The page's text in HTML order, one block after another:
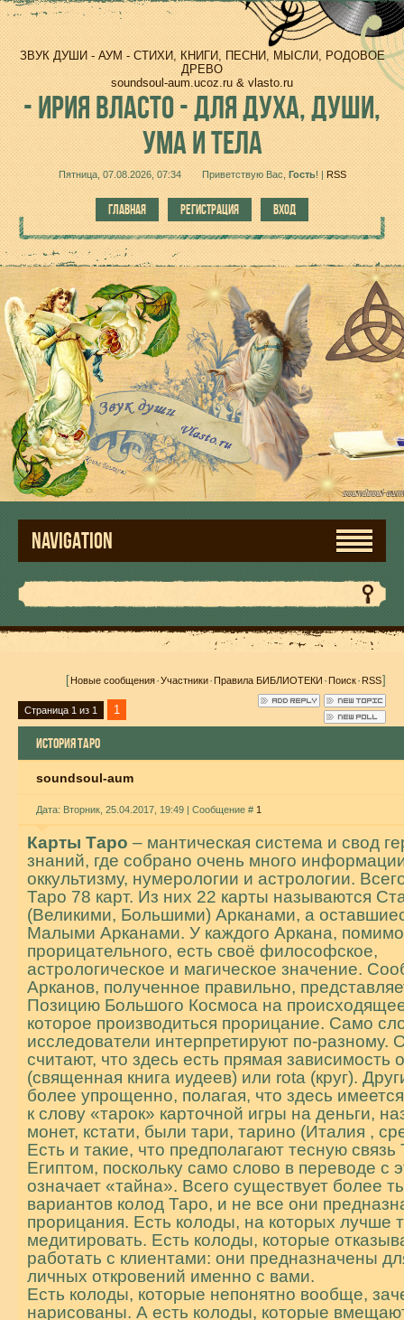
ЗВУК ДУШИ - АУМ - СТИХИ, КНИГИ, ПЕСНИ, МЫСЛИ, РОДОВОЕ
ДРЕВО
soundsoul-aum.ucoz.ru & vlasto.ru
-ИРИЯ ВЛАСТО - ДЛЯ ДУХА, ДУШИ,
УМА И ТЕЛА
Пятница, 07.08.2026, 07:34 Приветствую Вас Гость!| RSS
ГЛАВНАЯ РЕГИСТРАЦИЯ ВХОД
NAVIGATION
[Новые сообщения·Участники·Правила БИБЛИОТЕКИ·Поиск·RSS]
Страница 1 из 1 1
ИСТОРИЯ ТАРО
soundsoul-aum
Дата: Вторник, 25.04.2017, 19:49 | Сообщение # 1
Карты Таро – мантическая система и свод
знаний, где собрано очень много
оккультизму, нумерологии и астрологии.
Таро 78 карт. Из них 22 карты называются
(Великими, Большими) Арканами, а
Малыми Арканами. У каждого Аркана, помимо
прорицательного, есть своё философское,
астрологическое и магическое значение.
Арканов, полученное правильно,
Позицию Большого Космоса на
которое производиться прорицание. Само
исследователи интерпретируют по-разному.
считают, что здесь есть прямая зависимость
(священная книга иудеев) или rota (круг).
более упрощенно, полагая, что здесь
к слову «тарок» карточной игры на деньги,
монет, кстати, были тари, тарино (Италия ,
Есть и такие, что предполагают тесную связь
Египтом, поскольку само слово в переводе с
означает «тайна». Всего существует более
вариантов колод Таро, и не все они
прорицания. Есть колоды, на которых лучше
медитировать. Есть колоды, которые
работать с клиентами: они предназначены
личных откровений именно с вами.
Есть колоды, которые непонятно вообще,
нарисованы. А есть колоды, которые